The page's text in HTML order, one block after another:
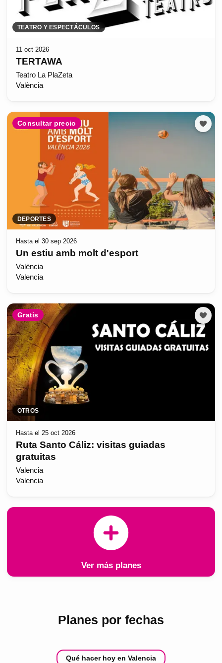
TEATRO Y ESPECTÁCULOS
11 oct 2026
TERTAWA
Teatro La PlaZeta
València
Consultar precio
DEPORTES
Hasta el 30 sep 2026
Un estiu amb molt d'esport
València
Valencia
Gratis
OTROS
Hasta el 25 oct 2026
Ruta Santo Cáliz: visitas guiadas
gratuitas
Valencia
Valencia
Ver más planes
Planes por fechas
Qué hacer hoy en Valencia